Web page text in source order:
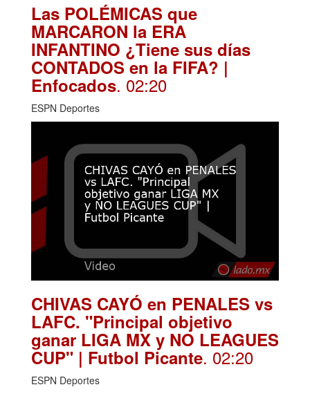
Las POLÉMICAS que
MARCARON la ERA
INFANTINO ¿Tiene sus días
CONTADOS en la FIFA? |
Enfocados. 02:20
ESPN Deportes
CHIVAS CAYÓ en PENALES vs
LAFC. "Principal objetivo
ganar LIGA MX y NO LEAGUES
CUP" | Futbol Picante. 02:20
ESPN Deportes